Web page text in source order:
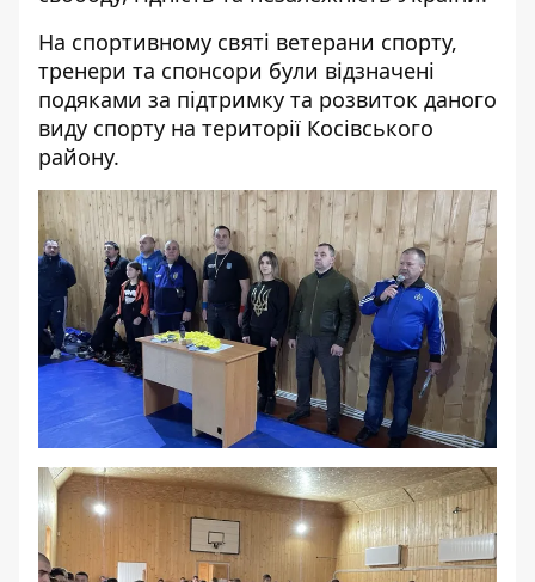
На спортивному святі ветерани спорту,
тренери та спонсори були відзначені
подяками за підтримку та розвиток даного
виду спорту на території Косівського
району.